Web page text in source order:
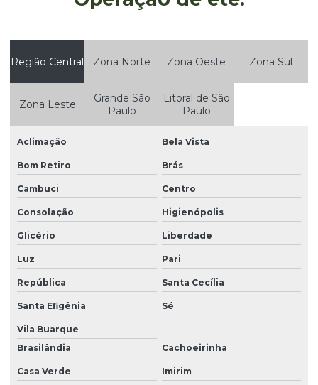
Empresa de projetos ambientais
Empresas de estudos ambientais
Empresas que faz auditoria ambiental
Estudo da qualidade da água
ambiental rima
Estudo de impacto ambiental eia rima
Estudo de impacto de vizinhança eiv
Gerenciamento de resíduos
Gerenciamento de resíduos classe 1
Gerenciamento de resíduos empresas
Gerenciamento de resíduos sólidos e líquidos
Inventário florestal
Região Central Zona Norte Zona Oeste Zona Sul
Zona Leste
Grande São
Paulo
Litoral de São
Paulo
Aclimação Bela Vista
Bom Retiro Brás
Cambuci Centro
Consolação Higienópolis
Glicério Liberdade
Luz Pari
República Santa Cecília
Santa Efigênia Sé
Vila Buarque
Brasilândia
Cachoeirinha
Casa Verde Imirim